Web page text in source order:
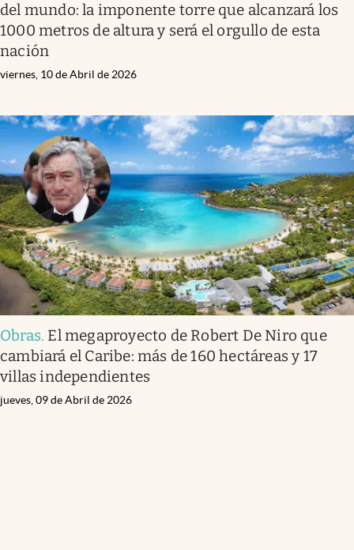
del mundo: la imponente torre que alcanzará los
1000 metros de altura y será el orgullo de esta
nación
viernes, 10 de Abril de 2026
Obras. El megaproyecto de Robert De Niro que
cambiará el Caribe: más de 160 hectáreas y 17
villas independientes
jueves, 09 de Abril de 2026